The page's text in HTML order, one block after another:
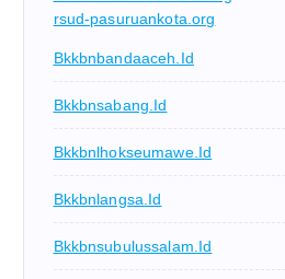
rsud-pasuruankota.org
Bkkbnbandaaceh.id
Bkkbnsabang.id
Bkkbnlhokseumawe.id
Bkkbnlangsa.id
Bkkbnsubulussalam.id